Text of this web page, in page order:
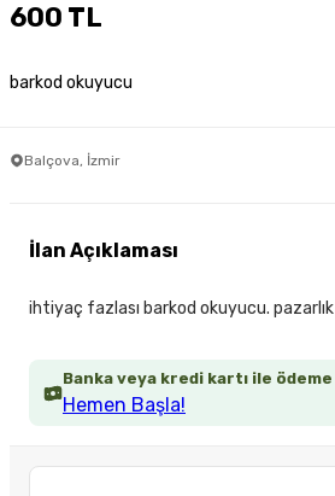
600 TL
barkod okuyucu
Balçova, İzmir
Banka veya kredi kartı ile ödeme
Hemen Başla!
İlan Açıklaması
ihtiyaç fazlası barkod okuyucu. pazarlık